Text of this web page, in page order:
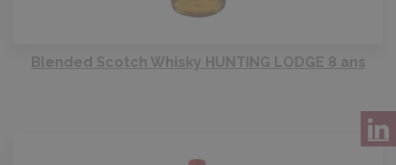
Blended Scotch Whisky HUNTING LODGE 8 ans